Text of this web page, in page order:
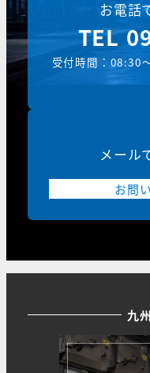
お電話
TEL
受付時間：08:30
メール
お問
九